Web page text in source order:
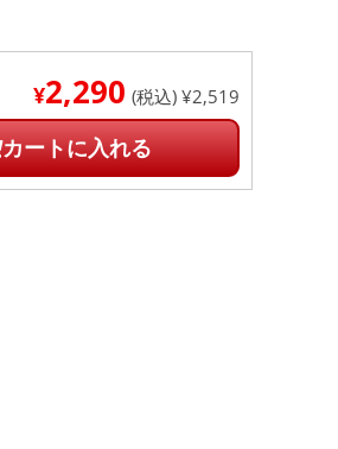
¥2,290 (税込) ¥2,519
カートに入れる